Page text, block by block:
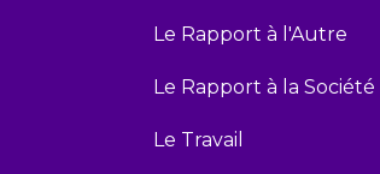
Le Rapport à l'Autre
Le Rapport à la Société
Le Travail